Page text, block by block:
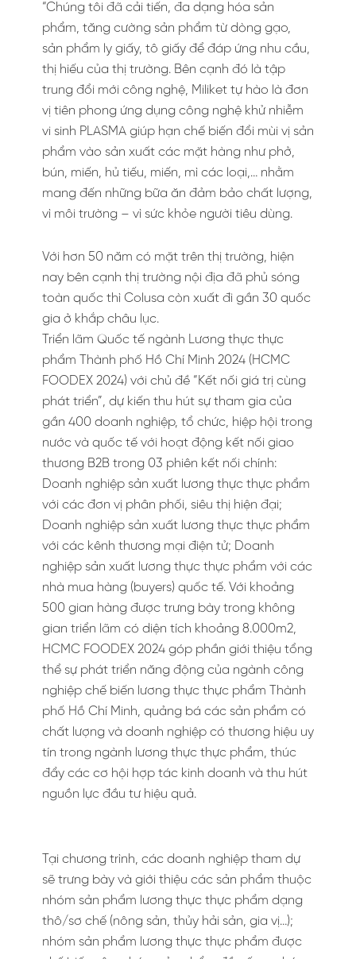
“Chúng tôi đã cải tiến, đa dạng hóa sản
phẩm, tăng cường sản phẩm từ dòng gạo,
sản phẩm ly giấy, tô giấy để đáp ứng nhu cầu,
thị hiếu của thị trường. Bên cạnh đó là tập
trung đổi mới công nghệ, Miliket tự hào là đơn
vị tiên phong ứng dụng công nghệ khử nhiễm
vi sinh PLASMA giúp hạn chế biến đổi mùi vị sản
phẩm vào sản xuất các mặt hàng như phở,
bún, miến, hủ tiếu, miến, mì các loại,… nhằm
mang đến những bữa ăn đảm bảo chất lượng,
vì môi trường – vì sức khỏe người tiêu dùng.
Với hơn 50 năm có mặt trên thị trường, hiện
nay bên cạnh thị trường nội địa đã phủ sóng
toàn quốc thì Colusa còn xuất đi gần 30 quốc
gia ở khắp châu lục.
Triển lãm Quốc tế ngành Lương thực thực
phẩm Thành phố Hồ Chí Minh 2024 (HCMC
FOODEX 2024) với chủ đề “Kết nối giá trị cùng
phát triển”, dự kiến thu hút sự tham gia của
gần 400 doanh nghiệp, tổ chức, hiệp hội trong
nước và quốc tế với hoạt động kết nối giao
thương B2B trong 03 phiên kết nối chính:
Doanh nghiệp sản xuất lương thực thực phẩm
với các đơn vị phân phối, siêu thị hiện đại;
Doanh nghiệp sản xuất lương thực thực phẩm
với các kênh thương mại điện tử; Doanh
nghiệp sản xuất lương thực thực phẩm với các
nhà mua hàng (buyers) quốc tế. Với khoảng
500 gian hàng được trưng bày trong không
gian triển lãm có diện tích khoảng 8.000m2,
HCMC FOODEX 2024 góp phần giới thiệu tổng
thể sự phát triển năng động của ngành công
nghiệp chế biến lương thực thực phẩm Thành
phố Hồ Chí Minh, quảng bá các sản phẩm có
chất lượng và doanh nghiệp có thương hiệu uy
tín trong ngành lương thực thực phẩm, thúc
đẩy các cơ hội hợp tác kinh doanh và thu hút
nguồn lực đầu tư hiệu quả.
Tại chương trình, các doanh nghiệp tham dự
sẽ trưng bày và giới thiệu các sản phẩm thuộc
nhóm sản phẩm lương thực thực phẩm dạng
thô/sơ chế (nông sản, thủy hải sản, gia vị…);
nhóm sản phẩm lương thực thực phẩm được